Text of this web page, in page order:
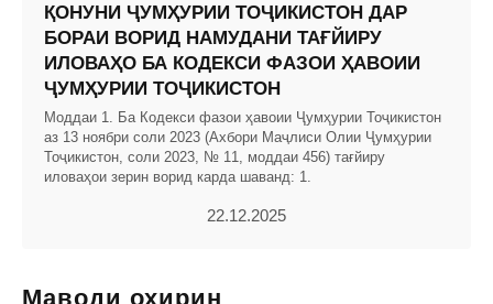
ҚОНУНИ ҶУМҲУРИИ ТОҶИКИСТОН ДАР
БОРАИ ВОРИД НАМУДАНИ ТАҒЙИРУ
ИЛОВАҲО БА КОДЕКСИ ФАЗОИ ҲАВОИИ
ҶУМҲУРИИ ТОҶИКИСТОН
Моддаи 1. Ба Кодекси фазои ҳавоии Ҷумҳурии Тоҷикистон
аз 13 ноябри соли 2023 (Ахбори Маҷлиси Олии Ҷумҳурии
Тоҷикистон, соли 2023, № 11, моддаи 456) тағйиру
иловаҳои зерин ворид карда шаванд: 1.
22.12.2025
Маводи охирин